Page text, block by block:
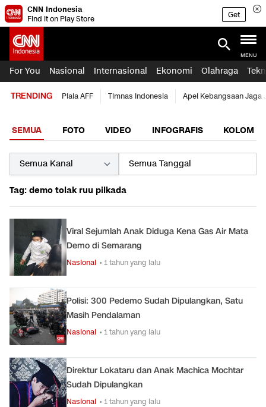
CNN Indonesia
Find it on Play Store
Get
MENU
For You Nasional Internasional Ekonomi Olahraga
TRENDING Piala AFF Timnas Indonesia Apel Kebangsaan Jaga
SEMUA FOTO VIDEO INFOGRAFIS KOLOM
Tag: demo tolak ruu pilkada
Viral Sejumlah Anak Diduga Kena Gas Air Mata
Demo di Semarang
Nasional • 1 tahun yang lalu
Polisi: 300 Pedemo Sudah Dipulangkan, Satu
Masih Pendalaman
Nasional • 1 tahun yang lalu
Direktur Lokataru dan Anak Machica Mochtar
Sudah Dipulangkan
Nasional • 1 tahun yang lalu